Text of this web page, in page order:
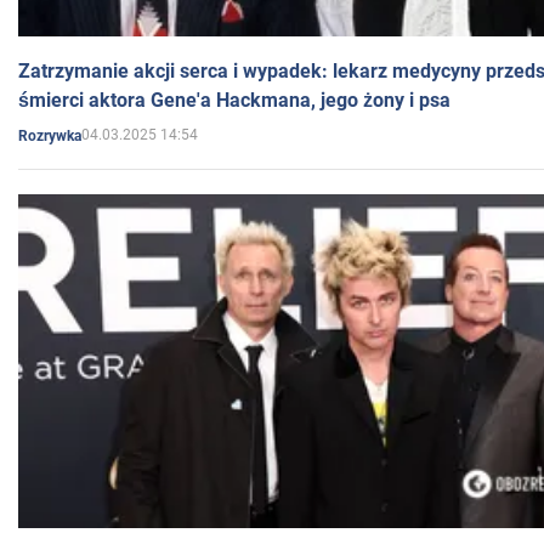
Zatrzymanie akcji serca i wypadek: lekarz medycyny
śmierci aktora Gene'a Hackmana, jego żony i psa
Rozrywka04.03.2025 14:54